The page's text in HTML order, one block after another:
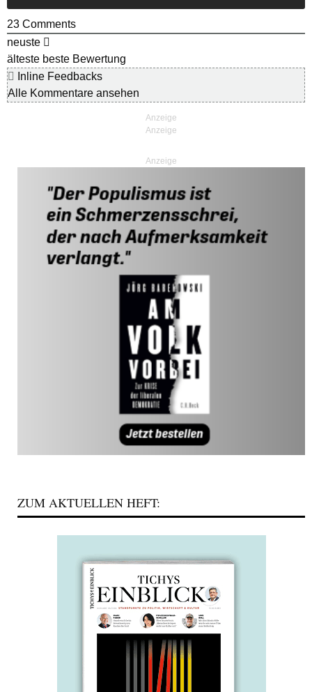
23 Comments
neuste
älteste beste Bewertung
Inline Feedbacks
Alle Kommentare ansehen
Anzeige
ZUM AKTUELLEN HEFT: